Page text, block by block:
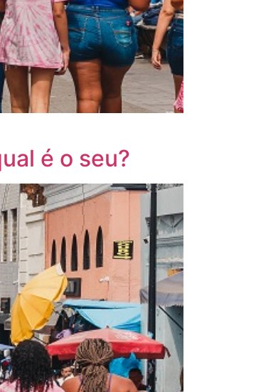
é o seu?